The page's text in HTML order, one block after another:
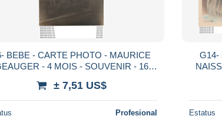
BEBE - CARTE PHOTO - MAURICE
- 4 MOIS - SOUVENIR - 16
± 7,51 US$
Profesional
G14-
Estatus